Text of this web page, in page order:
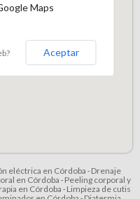
Maps
Aceptar
eléctrica en Córdoba - Drenaje
en Córdoba - Peeling corporal y
en Córdoba - Limpieza de cutis